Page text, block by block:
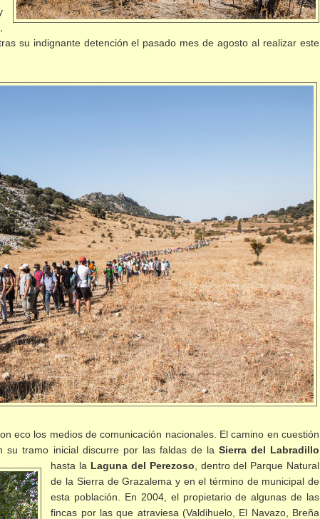
su indignante detención el pasado mes de agosto al realizar este
eco los medios de comunicación nacionales. El camino en cuestión
su tramo inicial discurre por las faldas de la Sierra del Labradillo
hasta la Laguna del Perezoso , dentro del Parque Natural
de la Sierra de Grazalema y en el término de municipal de
esta población. En 2004, el propietario de algunas de las
fincas por las que atraviesa (Valdihuelo, El Navazo, Breña